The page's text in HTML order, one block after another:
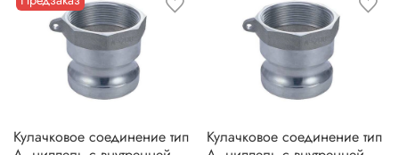
Кулачковое соединение тип
Кулачковое соединение тип